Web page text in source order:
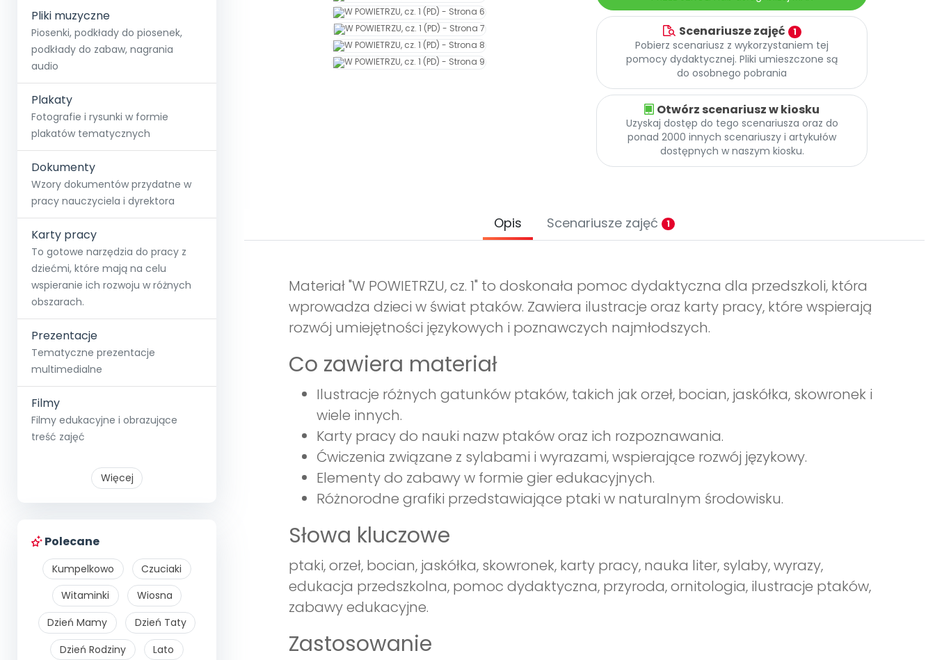
Pliki muzyczne
Piosenki, podkłady do piosenek,
podkłady do zabaw, nagrania
audio
Plakaty
Fotografie i rysunki w formie
plakatów tematycznych
Dokumenty
Wzory dokumentów przydatne w
pracy nauczyciela i dyrektora
Karty pracy
To gotowe narzędzia do pracy z
dziećmi, które mają na celu
wspieranie ich rozwoju w różnych
obszarach.
Prezentacje
Tematyczne prezentacje
multimedialne
Filmy
Filmy edukacyjne i obrazujące
treść zajęć
Więcej
Polecane
Kumpelkowo
Czuciaki
Witaminki
Wiosna
Dzień Mamy
Dzień Taty
Dzień Rodziny
Lato
Scenariusze zajęć 1
Pobierz scenariusz z wykorzystaniem tej
pomocy dydaktycznej. Pliki umieszczone są
do osobnego pobrania
Otwórz scenariusz w kiosku
Uzyskaj dostęp do tego scenariusza oraz do
ponad 2000 innych scenariuszy i artykułów
dostępnych w naszym kiosku.
Opis Scenariusze zajęć 1
Materiał "W POWIETRZU, cz. 1" to doskonała pomoc dydaktyczna dla przedszkoli, która
wprowadza dzieci w świat ptaków. Zawiera ilustracje oraz karty pracy, które wspierają
rozwój umiejętności językowych i poznawczych najmłodszych.
Co zawiera materiał
Ilustracje różnych gatunków ptaków, takich jak orzeł, bocian, jaskółka, skowronek i
wiele innych.
Karty pracy do nauki nazw ptaków oraz ich rozpoznawania.
Ćwiczenia związane z sylabami i wyrazami, wspierające rozwój językowy.
Elementy do zabawy w formie gier edukacyjnych.
Różnorodne grafiki przedstawiające ptaki w naturalnym środowisku.
Słowa kluczowe
ptaki, orzeł, bocian, jaskółka, skowronek, karty pracy, nauka liter, sylaby, wyrazy,
edukacja przedszkolna, pomoc dydaktyczna, przyroda, ornitologia, ilustracje ptaków,
zabawy edukacyjne.
Zastosowanie